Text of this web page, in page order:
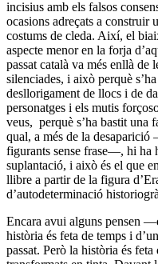
incisius amb els falsos
ocasions adreçats a construir
costums de cleda. Així, el
aspecte menor en la forja
passat català va més enllà de
silenciades, i això perquè
desllorigament de llocs i de
personatges i els mutis
veus, perquè s’ha bastit una
qual, a més de la
figurants sense frase—, hi ha
suplantació, i això és el que
llibre a partir de la figura
d’autodeterminació
Encara avui alguns pensen
història és feta de temps i
passat. Però la història és